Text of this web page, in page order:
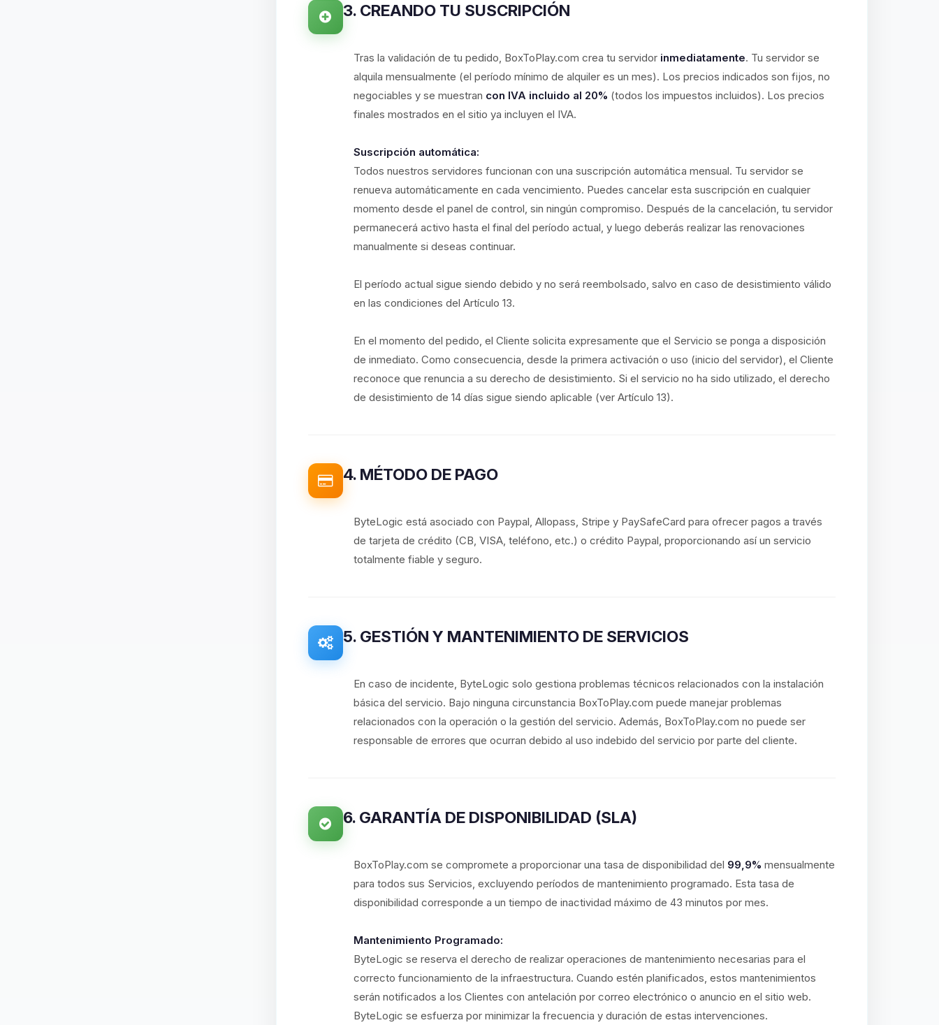
3. CREANDO TU SUSCRIPCIÓN
Tras la validación de tu pedido, BoxToPlay.com crea tu servidor inmediatamente. Tu servidor se
alquila mensualmente (el período mínimo de alquiler es un mes). Los precios indicados son fijos, no
negociables y se muestran con IVA incluido al 20% (todos los impuestos incluidos). Los precios
finales mostrados en el sitio ya incluyen el IVA.
Suscripción automática:
Todos nuestros servidores funcionan con una suscripción automática mensual. Tu servidor se
renueva automáticamente en cada vencimiento. Puedes cancelar esta suscripción en cualquier
momento desde el panel de control, sin ningún compromiso. Después de la cancelación, tu servidor
permanecerá activo hasta el final del período actual, y luego deberás realizar las renovaciones
manualmente si deseas continuar.
El período actual sigue siendo debido y no será reembolsado, salvo en caso de desistimiento válido
en las condiciones del Artículo 13.
En el momento del pedido, el Cliente solicita expresamente que el Servicio se ponga a disposición
de inmediato. Como consecuencia, desde la primera activación o uso (inicio del servidor), el Cliente
reconoce que renuncia a su derecho de desistimiento. Si el servicio no ha sido utilizado, el derecho
de desistimiento de 14 días sigue siendo aplicable (ver Artículo 13).
4. MÉTODO DE PAGO
ByteLogic está asociado con Paypal, Allopass, Stripe y PaySafeCard para ofrecer pagos a través
de tarjeta de crédito (CB, VISA, teléfono, etc.) o crédito Paypal, proporcionando así un servicio
totalmente fiable y seguro.
5. GESTIÓN Y MANTENIMIENTO DE SERVICIOS
En caso de incidente, ByteLogic solo gestiona problemas técnicos relacionados con la instalación
básica del servicio. Bajo ninguna circunstancia BoxToPlay.com puede manejar problemas
relacionados con la operación o la gestión del servicio. Además, BoxToPlay.com no puede ser
responsable de errores que ocurran debido al uso indebido del servicio por parte del cliente.
6. GARANTÍA DE DISPONIBILIDAD (SLA)
BoxToPlay.com se compromete a proporcionar una tasa de disponibilidad del 99,9% mensualmente
para todos sus Servicios, excluyendo períodos de mantenimiento programado. Esta tasa de
disponibilidad corresponde a un tiempo de inactividad máximo de 43 minutos por mes.
Mantenimiento Programado:
ByteLogic se reserva el derecho de realizar operaciones de mantenimiento necesarias para el
correcto funcionamiento de la infraestructura. Cuando estén planificados, estos mantenimientos
serán notificados a los Clientes con antelación por correo electrónico o anuncio en el sitio web.
ByteLogic se esfuerza por minimizar la frecuencia y duración de estas intervenciones.